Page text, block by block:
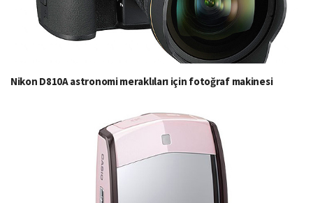
Nikon D810A astronomi meraklıları için fotoğraf makinesi